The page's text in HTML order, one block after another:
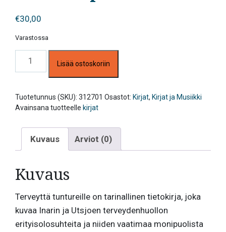
€30,00
Varastossa
tuntureille
Muisteluksia
Inarin
Lapissa
Lisää ostoskoriin
Tuotetunnus (SKU): 312701 Osastot: Kirjat, Kirjat ja Musiikki
Avainsana tuotteelle kirjat
Kuvaus Arviot (0)
Kuvaus
Terveyttä tuntureille on tarinallinen tietokirja, joka
kuvaa Inarin ja Utsjoen terveydenhuollon
erityisolosuhteita ja niiden vaatimaa monipuolista